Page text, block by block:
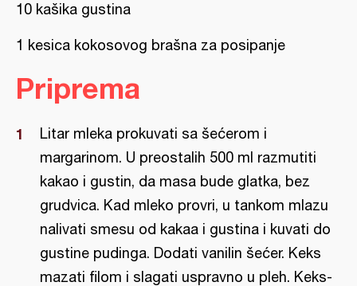
10 kašika gustina
1 kesica kokosovog brašna za posipanje
Priprema
Litar mleka prokuvati sa šećerom i
margarinom. U preostalih 500 ml razmutiti
kakao i gustin, da masa bude glatka, bez
grudvica. Kad mleko provri, u tankom mlazu
nalivati smesu od kakaa i gustina i kuvati do
gustine pudinga. Dodati vanilin šećer. Keks
mazati filom i slagati uspravno u pleh. Keks-